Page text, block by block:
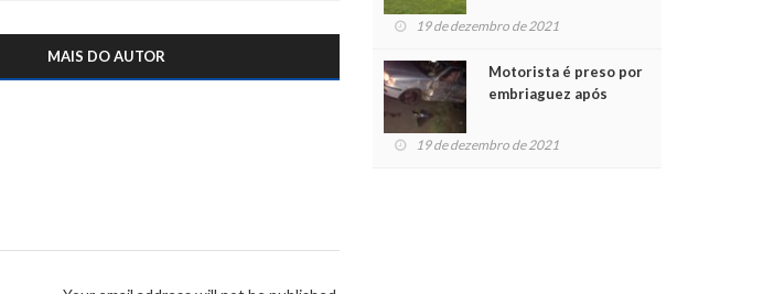
MAIS DO AUTOR
crianças no Natal
19 de dezembro de 2021
Motorista é preso por
embriaguez após
feridos
19 de dezembro de 2021